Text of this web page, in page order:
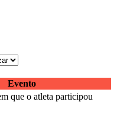
Evento
que o atleta participou